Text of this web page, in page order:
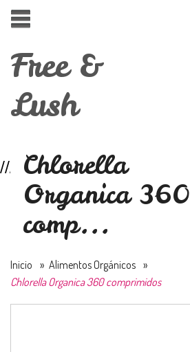
Free &
Lush
Chlorella
Organica 360
comp...
Inicio » Alimentos Orgánicos »
Chlorella Organica 360 comprimidos